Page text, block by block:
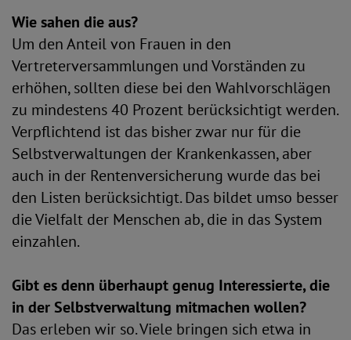
Wie sahen die aus?
Um den Anteil von Frauen in den
Vertreterversammlungen und Vorständen zu
erhöhen, sollten diese bei den Wahlvorschlägen
zu mindestens 40 Prozent berücksichtigt werden.
Verpflichtend ist das bisher zwar nur für die
Selbstverwaltungen der Krankenkassen, aber
auch in der Rentenversicherung wurde das bei
den Listen berücksichtigt. Das bildet umso besser
die Vielfalt der Menschen ab, die in das System
einzahlen.
Gibt es denn überhaupt genug Interessierte, die
in der Selbstverwaltung mitmachen wollen?
Das erleben wir so. Viele bringen sich etwa in